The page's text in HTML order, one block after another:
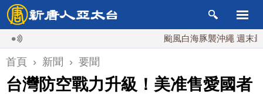
颱風白海豚襲沖繩 週末最近台
首頁 › 新聞 › 要聞
台灣防空戰力升級！美准售愛國者